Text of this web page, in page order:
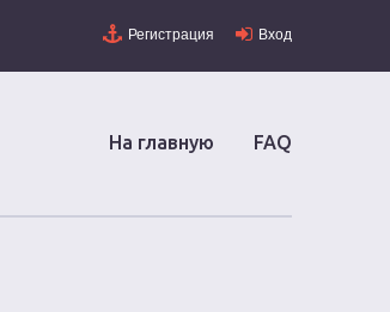
Регистрация Вход
На главную FAQ